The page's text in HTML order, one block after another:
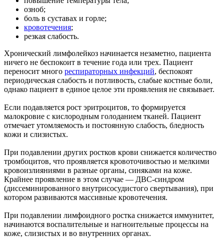
озноб;
боль в суставах и горле;
кровотечения;
резкая слабость.
Хронический лимфолейкоз начинается незаметно, пациента
ничего не беспокоит в течение года или трех. Пациент
переносит много респираторных инфекций, беспокоят
периодическая слабость и потливость, слабые костные боли,
однако пациент в единое целое эти проявления не связывает.
Если подавляется рост эритроцитов, то формируется
малокровие с кислородным голоданием тканей. Пациент
отмечает утомляемость и постоянную слабость, бледность
кожи и слизистых.
При подавлении других ростков крови снижается количество
тромбоцитов, что проявляется кровоточивостью и мелкими
кровоизлияниями в разные органы, синяками на коже.
Крайнее проявление в этом случае — ДВС-синдром
(диссеминированного внутрисосудистого свертывания), при
котором развиваются массивные кровотечения.
При подавлении лимфоидного ростка снижается иммунитет,
начинаются воспалительные и нагноительные процессы на
коже, слизистых и во внутренних органах.